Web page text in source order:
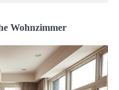
Wohnzimmer